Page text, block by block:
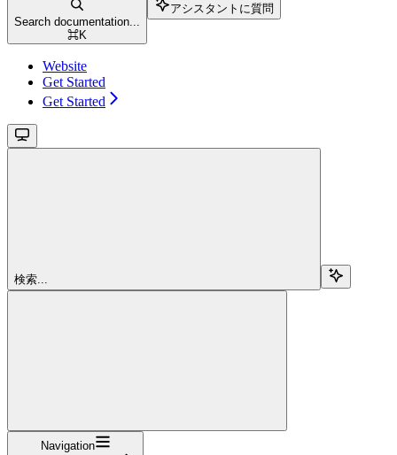
Search documentation...
⌘K
アシスタントに質問
Website
Get Started
Get Started
検索...
Navigation